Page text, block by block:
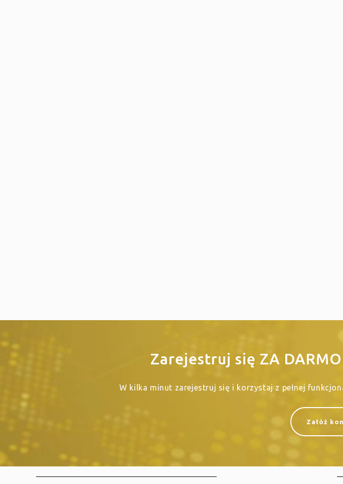
Zarejestruj się ZA
W kilka minut zarejestruj się i korzystaj z pełnej
Załóż